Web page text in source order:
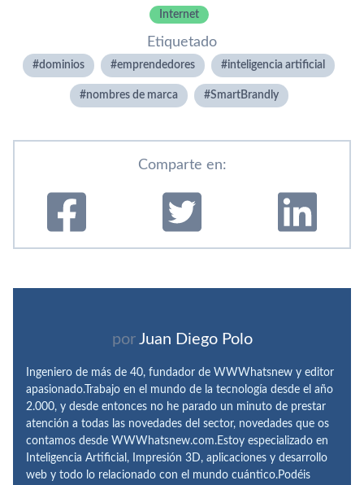
Internet
Etiquetado
dominios emprendedores inteligencia artificial
nombres de marca SmartBrandly
Comparte en:
por Juan Diego Polo
Ingeniero de más de 40, fundador de WWWhatsnew y editor
apasionado.Trabajo en el mundo de la tecnología desde el año
2.000, y desde entonces no he parado un minuto de prestar
atención a todas las novedades del sector, novedades que os
contamos desde WWWhatsnew.com.Estoy especializado en
Inteligencia Artificial, Impresión 3D, aplicaciones y desarrollo
web y todo lo relacionado con el mundo cuántico.Podéis